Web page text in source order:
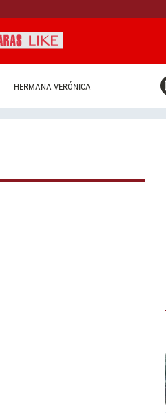
HERMANA VERÓNICA